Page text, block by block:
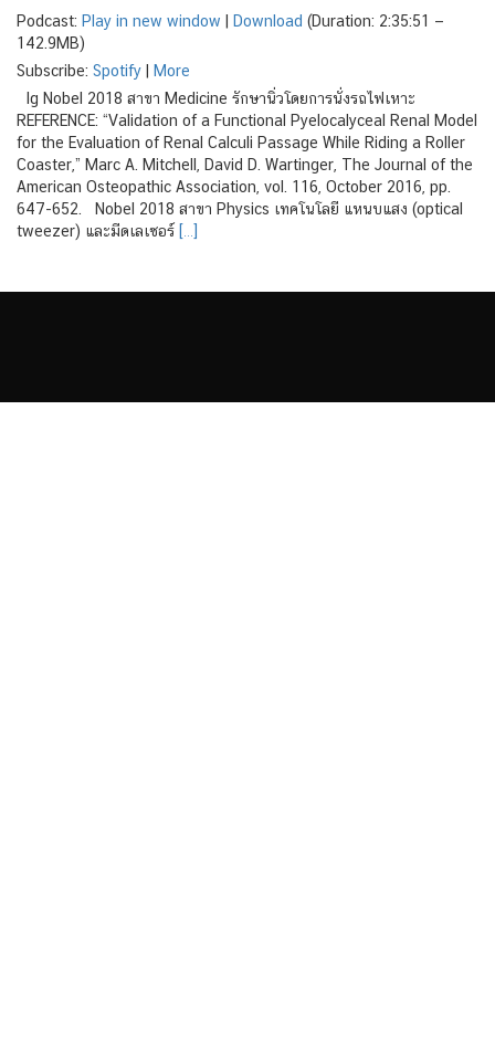
Podcast: Play in new window Download (Duration: 2:35:51 —
142.9MB)
Subscribe: Spotify
More
Ig Nobel 2018 สาขา Medicine รักษานิ่วโดยการนั่งรถไฟเหาะ
REFERENCE: “Validation of a Functional Pyelocalyceal Renal Model
for the Evaluation of Renal Calculi Passage While Riding a Roller
Coaster,” Marc A. Mitchell, David D. Wartinger, The Journal of the
American Osteopathic Association, vol. 116, October 2016, pp.
647-652. Nobel 2018 สาขา Physics เทคโนโลยี แหนบแสง (optical
tweezer) และมีดเลเซอร์ […]